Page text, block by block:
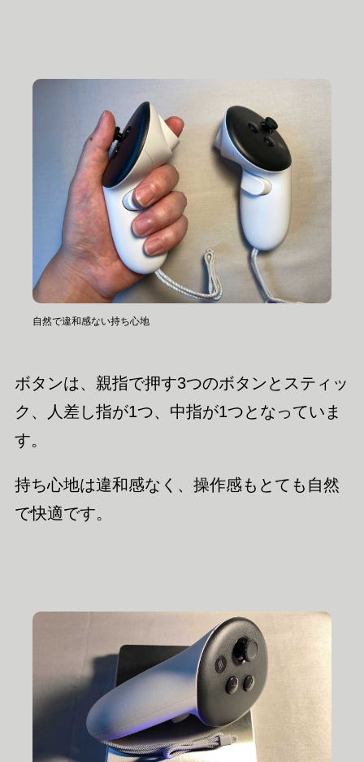
自然で違和感ない持ち心地
ボタンは、親指で押す3つのボタンとスティッ
ク、人差し指が1つ、中指が1つとなっていま
す。
持ち心地は違和感なく、操作感もとても自然
で快適です。